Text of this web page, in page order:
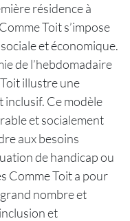
résidence à
Toit s’impose
et économique.
de l’hebdomadaire
illustre une
Ce modèle
et socialement
aux besoins
de handicap ou
Comme Toit a pour
nombre et
et